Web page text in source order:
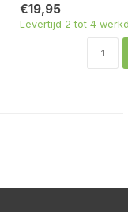
€19,95
Levertijd 2 tot 4